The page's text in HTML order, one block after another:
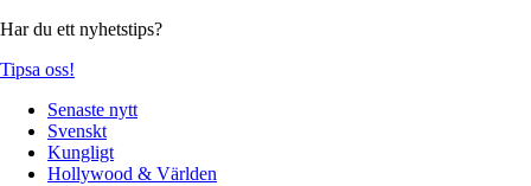
Har du ett nyhetstips?
Tipsa oss!
Senaste nytt
Svenskt
Kungligt
Hollywood & Världen